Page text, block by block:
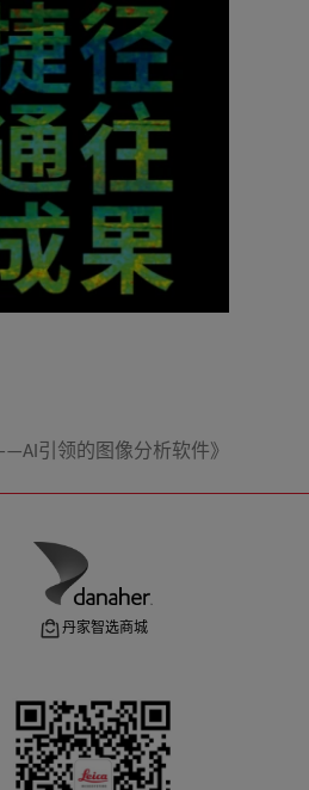
引领的图像分析软件》
丹家智选商城